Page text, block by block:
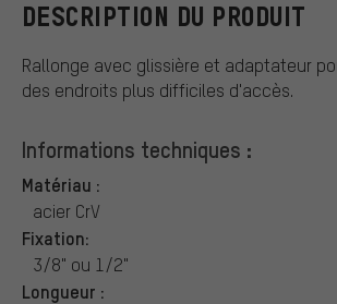
DESCRIPTION DU PRODUIT
Rallonge avec glissière et adaptateur
des endroits plus difficiles d'accès.
Informations techniques :
Matériau :
acier CrV
Fixation:
3/8" ou 1/2"
Longueur :